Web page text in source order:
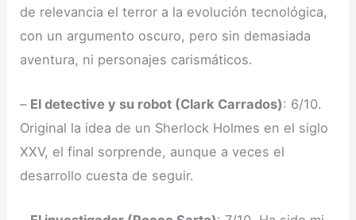
de relevancia el terror a la evolución tecnológica,
con un argumento oscuro, pero sin demasiada
aventura, ni personajes carismáticos.
– El detective y su robot (Clark Carrados): 6/10.
Original la idea de un Sherlock Holmes en el siglo
XXV, el final sorprende, aunque a veces el
desarrollo cuesta de seguir.